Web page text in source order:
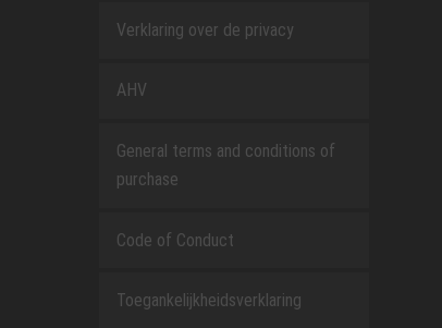
Verklaring over de privacy
AHV
General terms and conditions of
purchase
Code of Conduct
Toegankelijkheidsverklaring